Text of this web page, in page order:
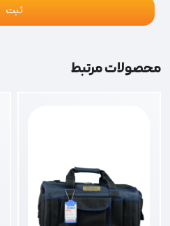
محصولات مرتبط